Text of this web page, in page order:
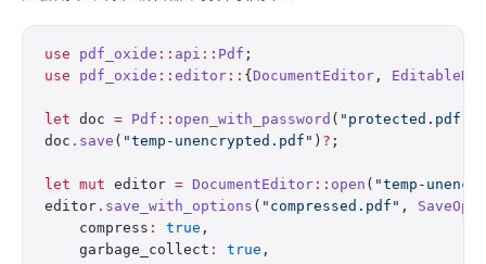
use pdf_oxide :: api :: Pdf ;
use pdf_oxide :: editor :: { DocumentEditor ,
let doc = Pdf :: open_with_password ( "protected.pdf"
doc . save ( "temp-unencrypted.pdf" ) ? ;
let mut editor = DocumentEditor :: open ( "temp-
editor . save_with_options ( "compressed.pdf" ,
    compress
: true ,
    garbage_collect
: true ,